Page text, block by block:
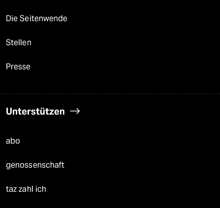
Die Seitenwende
Stellen
Presse
Unterstützen
abo
genossenschaft
taz zahl ich